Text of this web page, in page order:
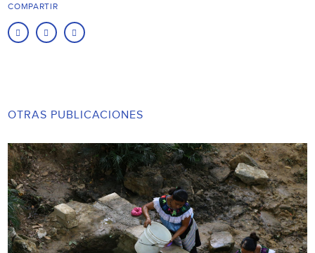
COMPARTIR
OTRAS PUBLICACIONES